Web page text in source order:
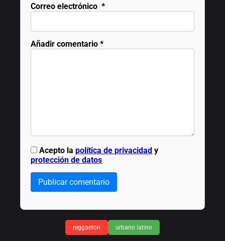
Correo electrónico *
Añadir comentario *
Acepto lapolítica de privacidad y
protección de datos
Publicar comentario
reggaeton urbano latino